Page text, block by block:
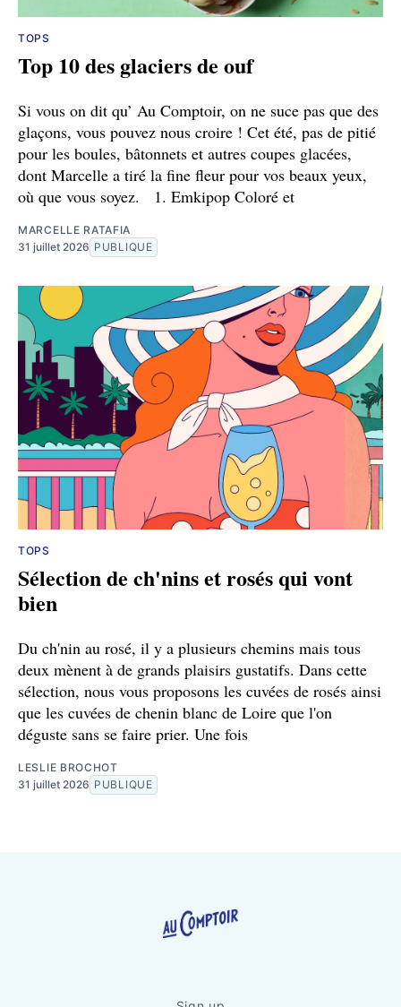
TOPS
Top 10 des glaciers de ouf
Si vous on dit qu’ Au Comptoir, on ne suce pas que des
glaçons, vous pouvez nous croire ! Cet été, pas de pitié
pour les boules, bâtonnets et autres coupes glacées,
dont Marcelle a tiré la fine fleur pour vos beaux yeux,
où que vous soyez. 1. Emkipop Coloré et
MARCELLE RATAFIA
31 juillet 2026 PUBLIQUE
TOPS
Sélection de ch'nins et rosés qui vont
bien
Du ch'nin au rosé, il y a plusieurs chemins mais tous
deux mènent à de grands plaisirs gustatifs. Dans cette
sélection, nous vous proposons les cuvées de rosés ainsi
que les cuvées de chenin blanc de Loire que l'on
déguste sans se faire prier. Une fois
LESLIE BROCHOT
31 juillet 2026 PUBLIQUE